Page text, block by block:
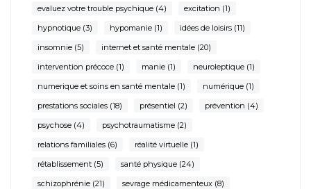
evaluez votre trouble psychique (4) excitation (1)
hypnotique (3) hypomanie (1) idées de loisirs (11)
insomnie (5) internet et santé mentale (20)
intervention précoce (1) manie (1) neuroleptique (1)
numerique et soins en santé mentale (1) numérique (1)
prestations sociales (18) présentiel (2) prévention (4)
psychose (4) psychotraumatisme (2)
relations familiales (6) réalité virtuelle (1)
rétablissement (5) santé physique (24)
schizophrénie (21) sevrage médicamenteux (8)